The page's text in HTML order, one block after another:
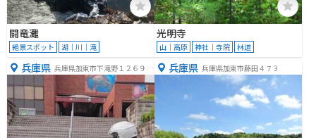
闘竜灘
絶景スポット 湖｜川｜滝
光明寺
山｜高原 神社｜寺院 林道
兵庫県 兵庫県加東市下滝野１２６９
兵庫県 兵庫県加東市藤田４７３